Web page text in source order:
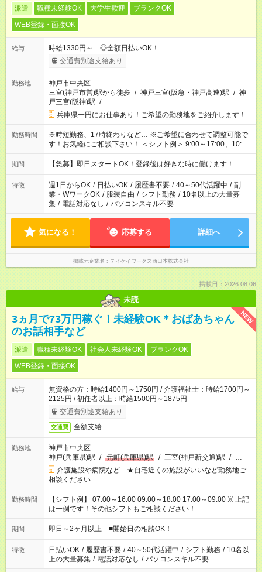
派遣 職種未経験OK 大学生歓迎
ブランクOK
WEB登録・面接OK
給与
時給1330円～ ◎全額日払いOK！
交通費別途支給あり
勤務地
神戸市中央区
三宮(神戸市営)駅から徒歩 / 神戸三宮(阪急・神戸高速)駅 / 神
戸三宮(阪神)駅 / …
兵庫県一円にお仕事あり！ご希望の勤務地をご紹介します！
勤務時間
※時短勤務、17時終わりなど… ※ご希望に合わせて調整可能で
す！お気軽にご相談下さい！ ＜シフト例＞ 9:00～17:00、10:00
～18:00、 13:00～22:00、16:00～22:00、 18:00～22:00、
21:00～翌6:00 など。 ※お仕事、勤務地により異なります。
期間 【急募】即日スタートOK！登録後は好きな時に働けます！
特徴 週1日からOK / 日払いOK / 履歴書不要 / 40～50代活躍中 / 副
業・WワークOK / 服装自由 / シフト勤務 / 10名以上の大量募
集 / 電話対応なし / パソコンスキル不要
気になる！ 応募する 詳細へ
掲載元企業名 テイケイワークス西日本株式会社
掲載日：2026.08.06
未読
NEW
3ヵ月で73万円稼ぐ！未経験OK＊おばあちゃん
のお話相手など
派遣 職種未経験OK 社会人未経験OK
ブランクOK
WEB登録・面接OK
給与
無資格の方：時給1400円～1750円 / 介護福祉士：時給1700円～
2125円 / 初任者以上：時給1500円～1875円
交通費別途支給あり
交通費 全額支給
勤務地
神戸市中央区
神戸(兵庫県)駅 / 元町(兵庫県)駅 / 三宮(神戸新交通)駅 / …
介護施設や病院など ★自宅近くの施設がいいなど勤務地ご
相談ください
勤務時間
【シフト例】 07:00～16:00 09:00～18:00 17:00～09:00 ※ 上記
は一例です！その他シフトもご相談ください！
期間 即日～2ヶ月以上 ■開始日の相談OK！
特徴 日払いOK / 履歴書不要 / 40～50代活躍中 / シフト勤務 / 10名以
上の大量募集 / 電話対応なし / パソコンスキル不要